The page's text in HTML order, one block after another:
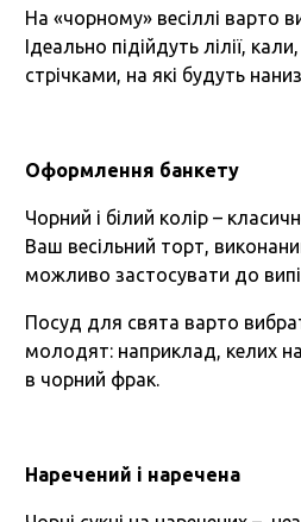
На «чорному» весіллі варто
Ідеально підійдуть лілії,
стрічками, на які будуть
Оформлення банкету
Чорний і білий колір –
Ваш весільний торт,
можливо застосувати до
Посуд для свята варто
молодят: наприклад, келих
в чорний фрак.
Наречений і наречена